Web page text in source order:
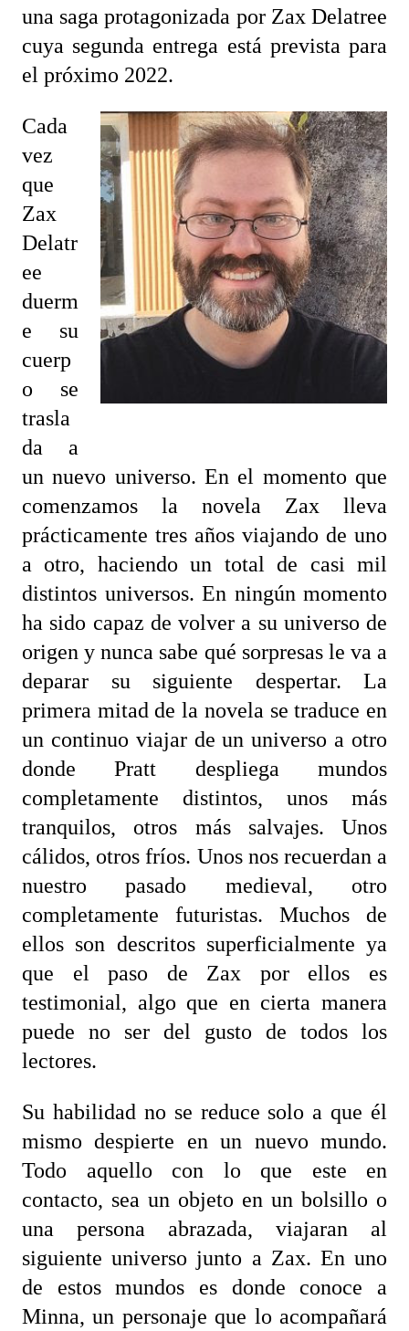
una saga protagonizada por Zax Delatree
cuya segunda entrega está prevista para
el próximo 2022.
Cada
vez
que
Zax
Delatr
ee
duerm
e su
cuerp
o se
trasla
da a
un nuevo universo. En el momento que
comenzamos la novela Zax lleva
prácticamente tres años viajando de uno
a otro, haciendo un total de casi mil
distintos universos. En ningún momento
ha sido capaz de volver a su universo de
origen y nunca sabe qué sorpresas le va a
deparar su siguiente despertar. La
primera mitad de la novela se traduce en
un continuo viajar de un universo a otro
donde Pratt despliega mundos
completamente distintos, unos más
tranquilos, otros más salvajes. Unos
cálidos, otros fríos. Unos nos recuerdan a
nuestro pasado medieval, otro
completamente futuristas. Muchos de
ellos son descritos superficialmente ya
que el paso de Zax por ellos es
testimonial, algo que en cierta manera
puede no ser del gusto de todos los
lectores.
Su habilidad no se reduce solo a que él
mismo despierte en un nuevo mundo.
Todo aquello con lo que este en
contacto, sea un objeto en un bolsillo o
una persona abrazada, viajaran al
siguiente universo junto a Zax. En uno
de estos mundos es donde conoce a
Minna, un personaje que lo acompañará